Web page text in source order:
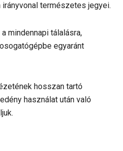
természetes jegyei.
mindennapi tálalásra,
egyaránt
hosszan tartó
használat után való